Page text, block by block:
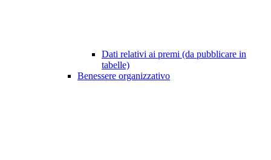
Dati relativi ai premi (da pubblicare in
tabelle)
Benessere organizzativo